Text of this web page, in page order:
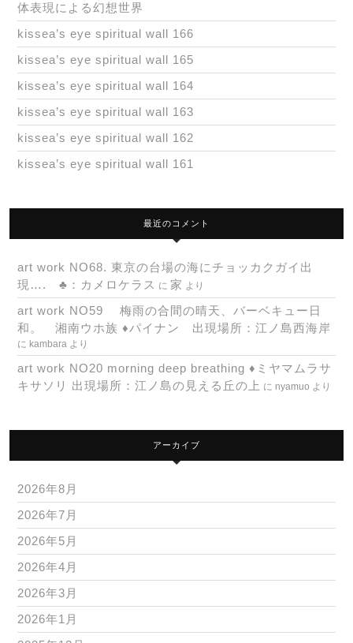
体表現による幻想世界
kissea’s eye spiritual wall 166
kissea’s eye spiritual wall 165
kissea’s eye spiritual wall 164
kissea’s eye spiritual wall 163
kissea’s eye spiritual wall 162
kissea’s eye spiritual wall 161
最近のコメント
art work NO68. 東京の台場の海にチョッカクガイ出
現…. ♣：カメロケラス に 家 より
art work NO59 梅雨の合間の晴天、バーベキュー日
和。 湘南ウホ族 ♦パイナン 出現場所：江ノ島西海岸
に kambara より
art work NO20 morning deep breathing ♦ミヤマムラサ
キサソリ 出現場所：江ノ島の見える丘の上 に nyamuo より
アーカイブ
2026年8月
2026年7月
2026年5月
2026年4月
2026年3月
2026年1月